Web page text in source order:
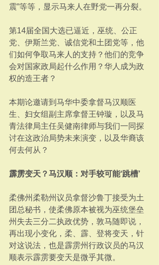
震”等等，显示马来人在野党一再分裂。
第14届全国大选已逼近，巫统、公正
党、伊斯兰党、诚信党和土团党等，他
们如何争取马来人的支持？他们的竞争
会对国家政局起什么作用？华人成为政
权的造王者？
本期论邀请到马华中委拿督马汉顺医
生、妇女组副主席拿督王钟璇，以及马
青法律局主任吴健南律师与我们一同探
讨在这政治局势未来演变，以及华裔该
何去何从？
霹雳变天？马汉顺：对手较可能‘跳槽’
柔佛州柔勒州议员拿督沙鲁丁接受为土
团总秘书，使柔佛原本被视为巫统堡垒
州失去三分二执政优势，敦马随即说，
再出现小变化，柔、霹、登将变天，针
对这说法，也是霹雳州行政议员的马汉
顺表示霹雳要变天是微乎其微。